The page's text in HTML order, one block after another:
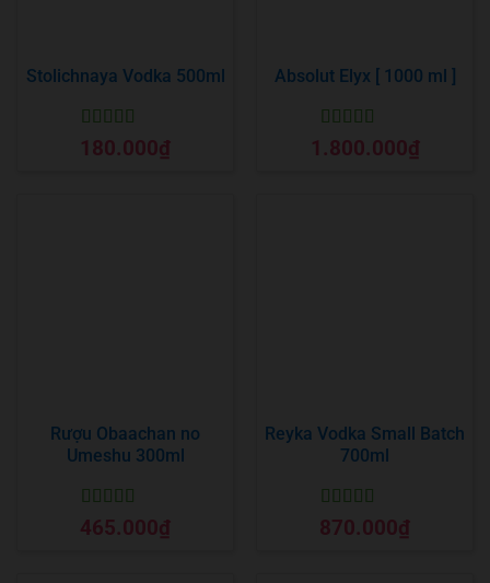
Stolichnaya Vodka 500ml
Được xếp
hạng55 sao
180.000₫
Absolut Elyx [ 1000 ml ]
Được xếp
hạng55 sao
1.800.000₫
Rượu Obaachan no
Umeshu 300ml
Được xếp
hạng55 sao
465.000₫
Reyka Vodka Small Batch
700ml
Được xếp
hạng55 sao
870.000₫